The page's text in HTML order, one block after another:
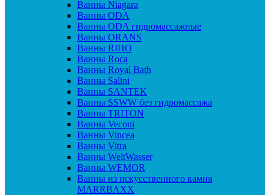
Ванны Niagara
Ванны ODA
Ванны ODA гидромассажные
Ванны ORANS
Ванны RIHO
Ванны Roca
Ванны Royal Bath
Ванны Salini
Ванны SANTEK
Ванны SSWW без гидромассажа
Ванны TRITON
Ванны Veconi
Ванны Vincea
Ванны Vitra
Ванны WeltWasser
Ванны WEMOR
Ванны из искусственного камня
MARRBAXX